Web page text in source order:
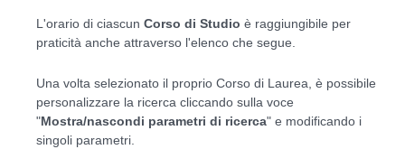
L'orario di ciascun Corso di Studio è raggiungibile per
praticità anche attraverso l'elenco che segue.
Una volta selezionato il proprio Corso di Laurea, è possibile
personalizzare la ricerca cliccando sulla voce
"Mostra/nascondi parametri di ricerca" e modificando i
singoli parametri.